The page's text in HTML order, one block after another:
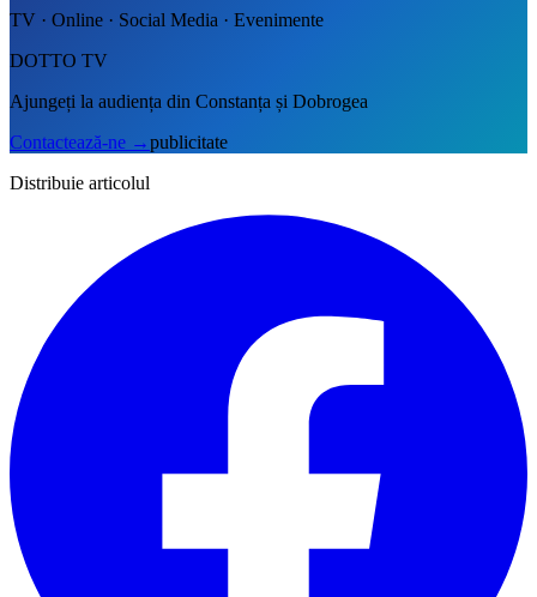
TV · Online · Social Media · Evenimente
DOTTO TV
Ajungeți la audiența din Constanța și Dobrogea
Contactează-ne →publicitate
Distribuie articolul